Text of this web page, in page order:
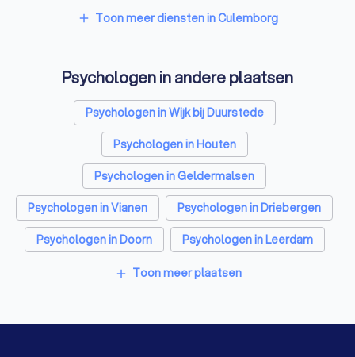
Relatietherapeuten in Culemborg
Hypotheekadviseurs in Culemborg
Personal trainers in Culemborg
Diëtisten in Culemborg
add Toon meer diensten in Culemborg
Psychologen in andere plaatsen
Psychologen in Wijk bij Duurstede
Psychologen in Houten
Psychologen in Geldermalsen
Psychologen in Vianen
Psychologen in Driebergen
Psychologen in Doorn
Psychologen in Leerdam
Psychologen in Nieuwegein
Psychologen in Zeist
add Toon meer plaatsen